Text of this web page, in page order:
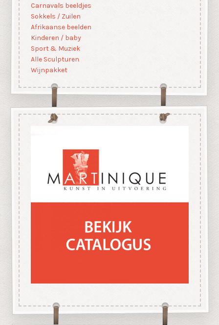
Carnavals beeldjes
Sokkels / Zuilen
Afrikaanse beelden
Kinderen / baby
Sport & Muziek
Alle Sculpturen
Wijnpakket